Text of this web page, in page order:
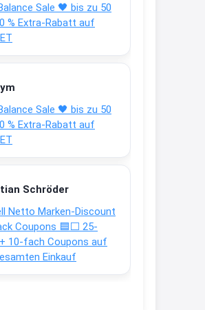
Sale 🖤 bis zu 50
% Extra-Rabatt auf
Sale 🖤 bis zu 50
% Extra-Rabatt auf
Schröder
Netto Marken-Discount
Coupons 🟦⬜ 25-
10-fach Coupons auf
Einkauf
weiter unten
aufkleber-
personalisierte 7-Tage
Micronährstoffe/ Vitamine